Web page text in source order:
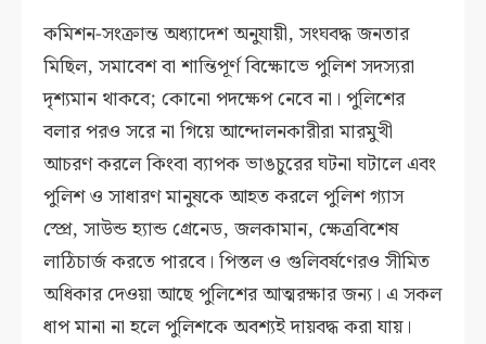
কমিশন-সংক্রান্ত অধ্যাদেশ অনুযায়ী, সংঘবদ্ধ জনতার
মিছিল, সমাবেশ বা শান্তিপূর্ণ বিক্ষোভে পুলিশ সদস্যরা
দৃশ্যমান থাকবে; কোনো পদক্ষেপ নেবে না। পুলিশের
বলার পরও সরে না গিয়ে আন্দোলনকারীরা মারমুখী
আচরণ করলে কিংবা ব্যাপক ভাঙচুরের ঘটনা ঘটালে এবং
পুলিশ ও সাধারণ মানুষকে আহত করলে পুলিশ গ্যাস
স্প্রে, সাউন্ড হ্যান্ড গ্রেনেড, জলকামান, ক্ষেত্রবিশেষ
লাঠিচার্জ করতে পারবে। পিস্তল ও গুলিবর্ষণেরও সীমিত
অধিকার দেওয়া আছে পুলিশের আত্মরক্ষার জন্য। এ সকল
ধাপ মানা না হলে পুলিশকে অবশ্যই দায়বদ্ধ করা যায়।